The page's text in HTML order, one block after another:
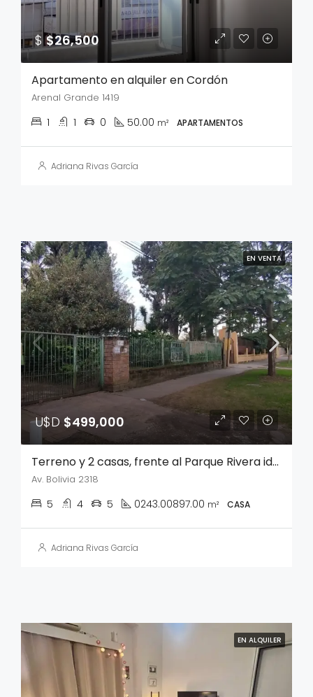
$$26,500
Apartamento en alquiler en Cordón
Arenal Grande 1419
1 1 0 50.00 m² APARTAMENTOS
Adriana Rivas García
EN VENTA
U$D $499,000
Terreno y 2 casas, frente al Parque Rivera ideal desarrollo
Av. Bolivia 2318
5 4 5 0243.00897.00 m² CASA
Adriana Rivas García
EN ALQUILER